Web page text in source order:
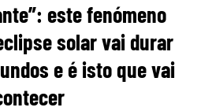
este fenómeno
solar vai durar
e é isto que vai